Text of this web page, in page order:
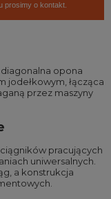
prosimy o kontakt.
opona
jodełkowym, łącząca
przez maszyny
pracujących
uniwersalnych.
a konstrukcja